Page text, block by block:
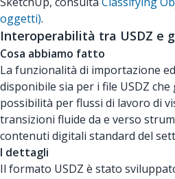
oggetti).
Interoperabilità tra USDZ e
Cosa abbiamo fatto
La funzionalità di importazione
disponibile sia per i file USDZ che
possibilità per flussi di lavoro di
transizioni fluide da e verso
contenuti digitali standard del
I dettagli
Il formato USDZ è stato